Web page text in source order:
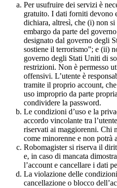
Per usufruire dei servizi è
gratuito. I dati forniti devono
dichiara, altresì, che (i) non si
embargo da parte del
designato dal governo degli
sostiene il terrorismo”; e (ii)
governo degli Stati Uniti di
restrizioni. Non è permesso
offensivi. L’utente è
tramite il proprio account,
uso improprio da parte
condividere la password.
Le condizioni d’uso e la
accordo vincolante tra
riservati ai maggiorenni. Chi
come minorenne e non potrà
Robomagister si riserva il
e, in caso di mancata
l’account e cancellare i dati
La violazione delle
cancellazione o blocco